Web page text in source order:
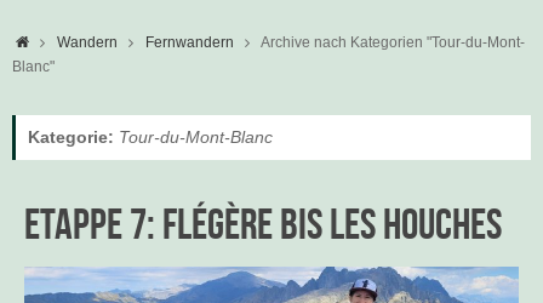
Startseite
Wandern Fernwandern
Archive nach Kategorien "Tour-du-Mont-
Blanc"
Kategorie: Tour-du-Mont-Blanc
Etappe 7: Flégère bis Les Houches